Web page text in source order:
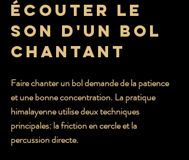
écouter le
son d'un bol
chantant
Faire chanter un bol demande de la patience
et une bonne concentration. La pratique
himalayenne utilise deux techniques
principales: la friction en cercle et la
percussion directe.